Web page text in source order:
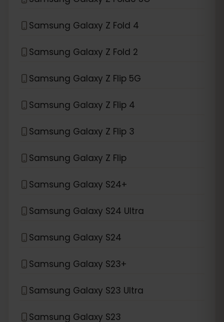
Samsung Galaxy Z Fold 4
Samsung Galaxy Z Fold 2
Samsung Galaxy Z Flip 5G
Samsung Galaxy Z Flip 4
Samsung Galaxy Z Flip 3
Samsung Galaxy Z Flip
Samsung Galaxy S24+
Samsung Galaxy S24 Ultra
Samsung Galaxy S24
Samsung Galaxy S23+
Samsung Galaxy S23 Ultra
Samsung Galaxy S23